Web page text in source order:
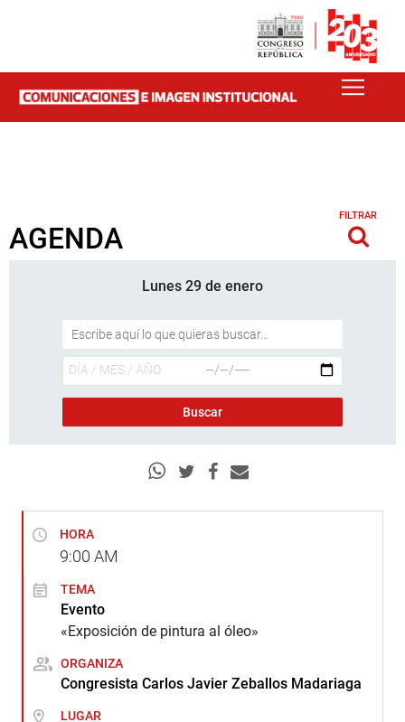
AGENDA
FILTRAR
Lunes 29 de enero
HORA
9:00 AM
TEMA
Evento
«Exposición de pintura al óleo»
ORGANIZA
Congresista Carlos Javier Zeballos Madariaga
LUGAR